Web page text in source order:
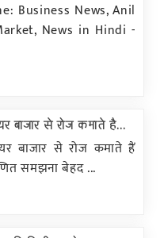
Business News, Anil
News in Hindi -
से रोज कमाते है...
बाजार से रोज कमाते हैं
समझना बेहद ...